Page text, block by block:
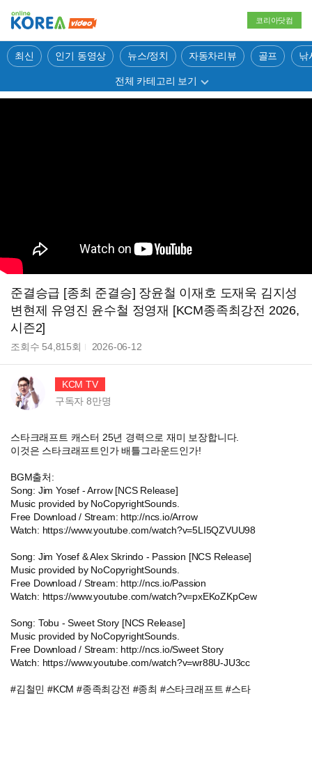
코리아닷컴
최신 인기 동영상 뉴스/정치 자동차리뷰 골프 낚
전체 카테고리 보기
준결승급 [종최 준결승] 장윤철 이재호 도재욱 김지성
변현제 유영진 윤수철 정영재 [KCM종족최강전 2026,
시즌2]
조회수 54,815회 2026-06-12
KCM TV
구독자8만명
스타크래프트 캐스터 25년 경력으로 재미 보장합니다.
이것은 스타크래프트인가 배틀그라운드인가!
BGM출처:
Song: Jim Yosef - Arrow [NCS Release]
Music provided by NoCopyrightSounds.
Free Download / Stream: http://ncs.io/Arrow
Watch: https://www.youtube.com/watch?v=5LI5QZVUU98
Song: Jim Yosef & Alex Skrindo - Passion [NCS Release]
Music provided by NoCopyrightSounds.
Free Download / Stream: http://ncs.io/Passion
Watch: https://www.youtube.com/watch?v=pxEKoZKpCew
Song: Tobu - Sweet Story [NCS Release]
Music provided by NoCopyrightSounds.
Free Download / Stream: http://ncs.io/Sweet Story
Watch: https://www.youtube.com/watch?v=wr88U-JU3cc
#김철민 #KCM #종족최강전 #종최 #스타크래프트 #스타